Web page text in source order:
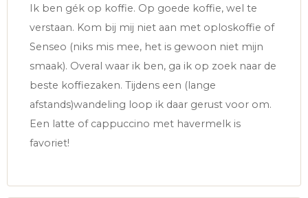
Ik ben gék op koffie. Op goede koffie, wel te
verstaan. Kom bij mij niet aan met oploskoffie of
Senseo (niks mis mee, het is gewoon niet mijn
smaak). Overal waar ik ben, ga ik op zoek naar de
beste koffiezaken. Tijdens een (lange
afstands)wandeling loop ik daar gerust voor om.
Een latte of cappuccino met havermelk is
favoriet!